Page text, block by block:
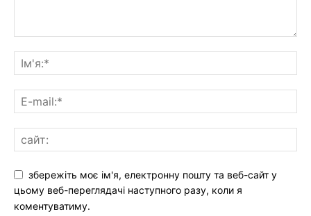
збережіть моє ім'я, електронну пошту та веб-сайт у
цьому веб-переглядачі наступного разу, коли я
коментуватиму.